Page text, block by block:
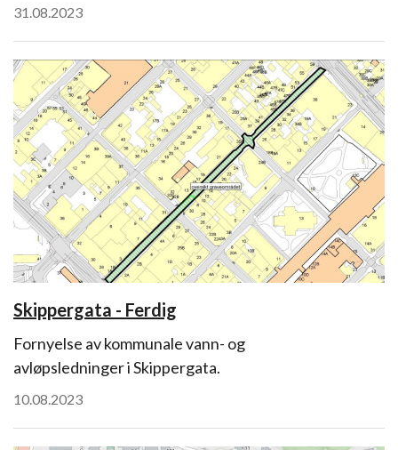
31.08.2023
Skippergata - Ferdig
Fornyelse av kommunale vann- og
avløpsledninger i Skippergata.
10.08.2023